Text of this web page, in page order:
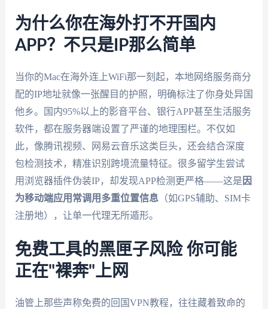
为什么你在海外打不开国内
APP？不只是IP那么简单
当你的Mac在海外连上WiFi那一刻起，本地网络服务商分
配的IP地址就像一张醒目的护照，明确标注了你身处异国
他乡。国内95%以上的影音平台、银行APP甚至生活服务
软件，都在服务器端设置了严谨的地理围栏。不仅如
此，像腾讯视频、网易云音乐这类巨头，还会结合深度
包检测技术，精准识别跨境流量特征。很多留学生尝试
用浏览器插件伪装IP，却发现APP检测更严格——这是 因
为移动端应用常调用多重位置信息（如GPS辅助、SIM卡
注册地），让单一代理无所遁形。
免费工具的黑匣子风险 你可能
正在"裸奔"上网
油管上那些声称免费的回国VPN教程，往往藏着致命的